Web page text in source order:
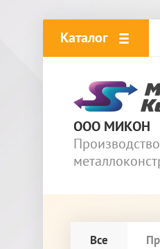
Каталог
ООО МИКОН
Все